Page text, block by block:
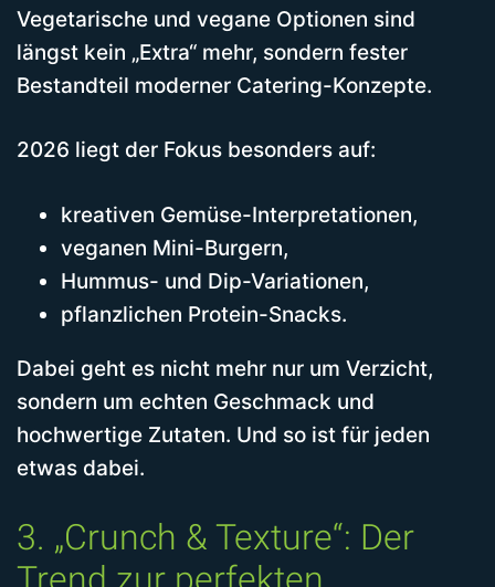
Vegetarische und vegane Optionen sind
längst kein „Extra“ mehr, sondern fester
Bestandteil moderner Catering-Konzepte.
2026 liegt der Fokus besonders auf:
kreativen Gemüse-Interpretationen,
veganen Mini-Burgern,
Hummus- und Dip-Variationen,
pflanzlichen Protein-Snacks.
Dabei geht es nicht mehr nur um Verzicht,
sondern um echten Geschmack und
hochwertige Zutaten. Und so ist für jeden
etwas dabei.
3. „Crunch & Texture“: Der